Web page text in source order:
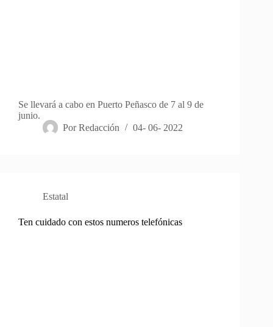
Se llevará a cabo en Puerto Peñasco de 7 al 9 de
junio.
Por Redacción 04- 06- 2022
Estatal
Ten cuidado con estos numeros telefónicas